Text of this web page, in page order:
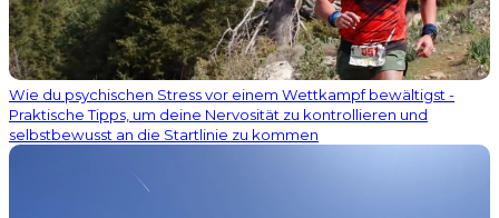
Wie du psychischen Stress vor einem Wettkampf bewältigst -
Praktische Tipps, um deine Nervosität zu kontrollieren und
selbstbewusst an die Startlinie zu kommen